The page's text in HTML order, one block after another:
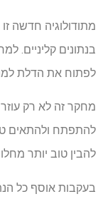
מתודולוגיה חדשה
בנתונים קליניים.
לפתוח את הדלת
מחקר זה לא רק
להתפתח ולהתאים
להבין טוב יותר